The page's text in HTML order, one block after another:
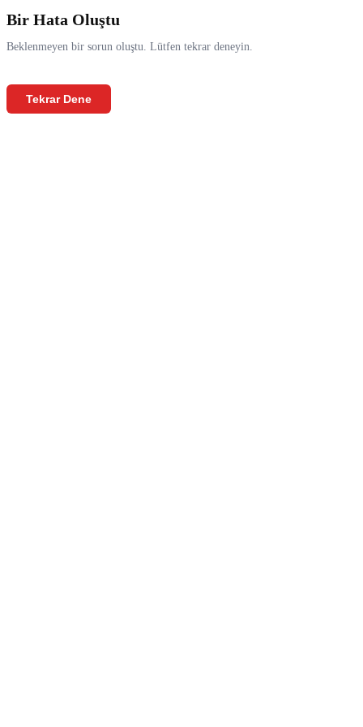
Bir Hata Oluştu
Beklenmeyen bir sorun oluştu. Lütfen tekrar deneyin.
Tekrar Dene